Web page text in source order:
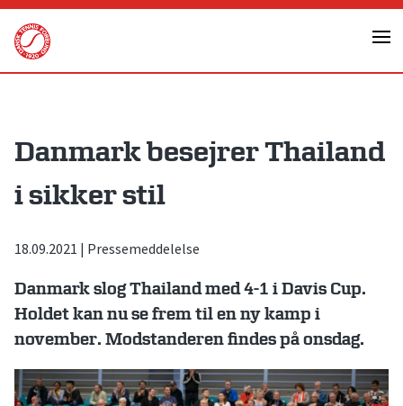
Skip
content
Danmark besejrer Thailand
i sikker stil
18.09.2021 | Pressemeddelelse
Danmark slog Thailand med 4-1 i Davis Cup.
Holdet kan nu se frem til en ny kamp i
november. Modstanderen findes på onsdag.